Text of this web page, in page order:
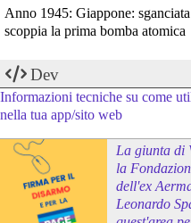
Anno 1945: Giappone:
scoppia la prima bomba atomica
Dev
Informazioni tecniche su come
nella tua app/sito web
La giunta di
la
dell'ex
Leonardo